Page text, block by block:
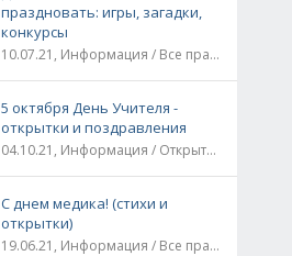
праздновать: игры, загадки,
конкурсы
10.07.21, Информация / Все праздники
5 октября День Учителя -
открытки и поздравления
04.10.21, Информация / Открытки / Все праздники
С днем медика! (стихи и
открытки)
19.06.21, Информация / Все праздники